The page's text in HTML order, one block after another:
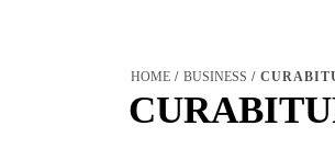
HOME / BUSINESS /